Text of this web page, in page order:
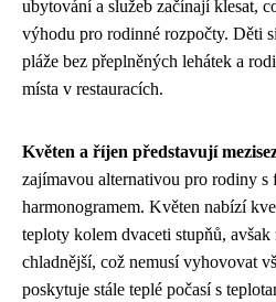
ubytování a služeb začínají klesat,
výhodu pro rodinné rozpočty. Děti
pláže bez přeplněných lehátek a
místa v restauracích.
Květen a říjen představují
zajímavou alternativou pro rodiny
harmonogramem. Květen nabízí
teploty kolem dvaceti stupňů, avšak
chladnější, což nemusí vyhovovat
poskytuje stále teplé počasí s